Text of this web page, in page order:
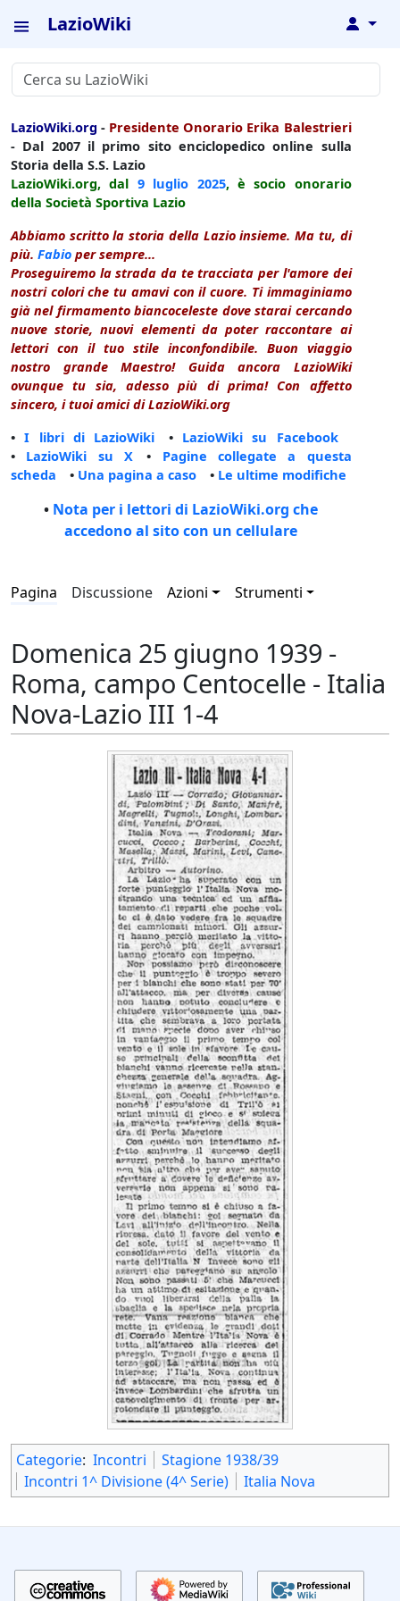
LazioWiki ↓
LazioWiki.org - Presidente Onorario Erika Balestrieri
- Dal 2007 il primo sito enciclopedico online sulla
Storia della S.S. Lazio
LazioWiki.org, dal 9 luglio 2025, è socio onorario
della Società Sportiva Lazio
Abbiamo scritto la storia della Lazio insieme. Ma tu, di
più. Fabio per sempre...
Proseguiremo la strada da te tracciata per l'amore dei
nostri colori che tu amavi con il cuore. Ti immaginiamo
già nel firmamento biancoceleste dove starai cercando
nuove storie, nuovi elementi da poter raccontare ai
lettori con il tuo stile inconfondibile. Buon viaggio
nostro grande Maestro! Guida ancora LazioWiki
ovunque tu sia, adesso più di prima! Con affetto
sincero, i tuoi amici di LazioWiki.org
•I libri di LazioWiki • LazioWiki su Facebook
• LazioWiki su X • Pagine collegate a questa
scheda • Una pagina a caso • Le ultime modifiche
• Nota per i lettori di LazioWiki.org che
accedono al sito con un cellulare
Pagina Discussione Azioni Strumenti
Domenica 25 giugno 1939 -
Roma, campo Centocelle - Italia
Nova-Lazio III 1-4
Categorie: Incontri
Stagione 1938/39
Incontri 1^ Divisione (4^ Serie)
Italia Nova